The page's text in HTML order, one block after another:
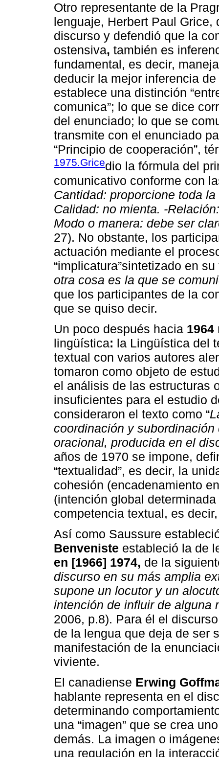
Otro representante de la
lenguaje, Herbert Paul Grice,
discurso y defendió que la
ostensiva, también es
fundamental, es decir,
deducir la mejor inferencia
establece una distinción
comunica”; lo que se dice
del enunciado; lo que se
transmite con el enunciado
“Principio de cooperación”,
1975.Gricedio la fórmula del
comunicativo conforme con
Cantidad: proporcione toda
Calidad: no mienta. -
Modo o manera: debe ser
27). No obstante, los
actuación mediante el
“implicatura”sintetizado en
otra cosa es la que se
que los participantes de la
que se quiso decir.
Un poco después hacia 1964
lingüística: la Lingüística del
textual con varios autores
tomaron como objeto de
el análisis de las estructuras
insuficientes para el estudio
consideraron el texto como “
coordinación y
oracional, producida en el
años de 1970 se impone,
“textualidad”, es decir, la
cohesión (encadenamiento
(intención global
competencia textual, es
Así como Saussure
Benveniste estableció la de
en [1966] 1974, de la
discurso en su más amplia
supone un locutor y un
intención de influir de alguna
2006, p.8). Para él el
de la lengua que deja de ser
manifestación de la
viviente.
El canadiense Erwing
hablante representa en el
determinando
una “imagen” que se crea
demás. La imagen o
una regulación en la